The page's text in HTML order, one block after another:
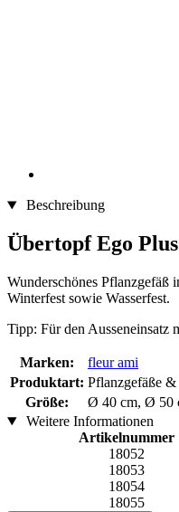
Beschreibung
Übertopf Ego
Wunderschönes Pflanzgefäß
Winterfest sowie Wasserfest.
Tipp: Für den Ausseneinsatz
Marken:
fleur ami
Produktart: Pflanzgefäße
Größe:
Ø 40 cm, Ø 50
Weitere Informationen
Artikelnummer
18052
18053
18054
18055